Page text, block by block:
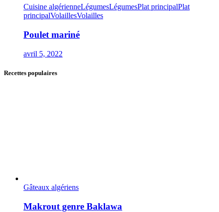
Cuisine algérienneLégumesLégumesPlat principalPlat
principalVolaillesVolailles
Poulet mariné
avril 5, 2022
Recettes populaires
Gâteaux algériens
Makrout genre Baklawa